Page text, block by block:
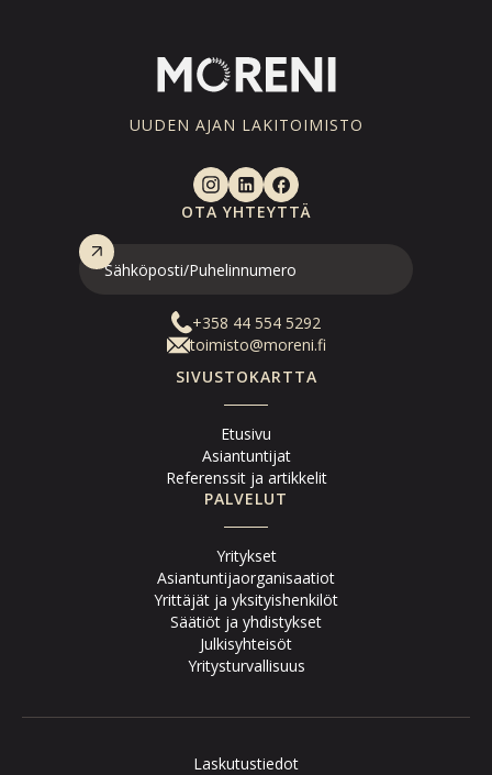
UUDEN AJAN LAKITOIMISTO
SIVUSTOKARTTA
Etusivu
Asiantuntijat
Referenssit ja artikkelit
PALVELUT
Yritykset
Asiantuntijaorganisaatiot
Yrittäjät ja yksityishenkilöt
Säätiöt ja yhdistykset
Julkisyhteisöt
Yritysturvallisuus
OTA YHTEYTTÄ
+358 44 554 5292
toimisto@moreni.fi
Laskutustiedot